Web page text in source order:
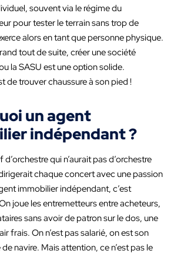
souvent via le régime du
pour tester le terrain sans trop de
alors en tant que personne physique.
tout de suite, créer une société
la SASU est une option solide.
de trouver chaussure à son pied !
un agent
indépendant ?
qui n’aurait pas d’orchestre
chaque concert avec une passion
immobilier indépendant, c’est
joue les entremetteurs entre acheteurs,
sans avoir de patron sur le dos, une
frais. On n’est pas salarié, on est son
navire. Mais attention, ce n’est pas le